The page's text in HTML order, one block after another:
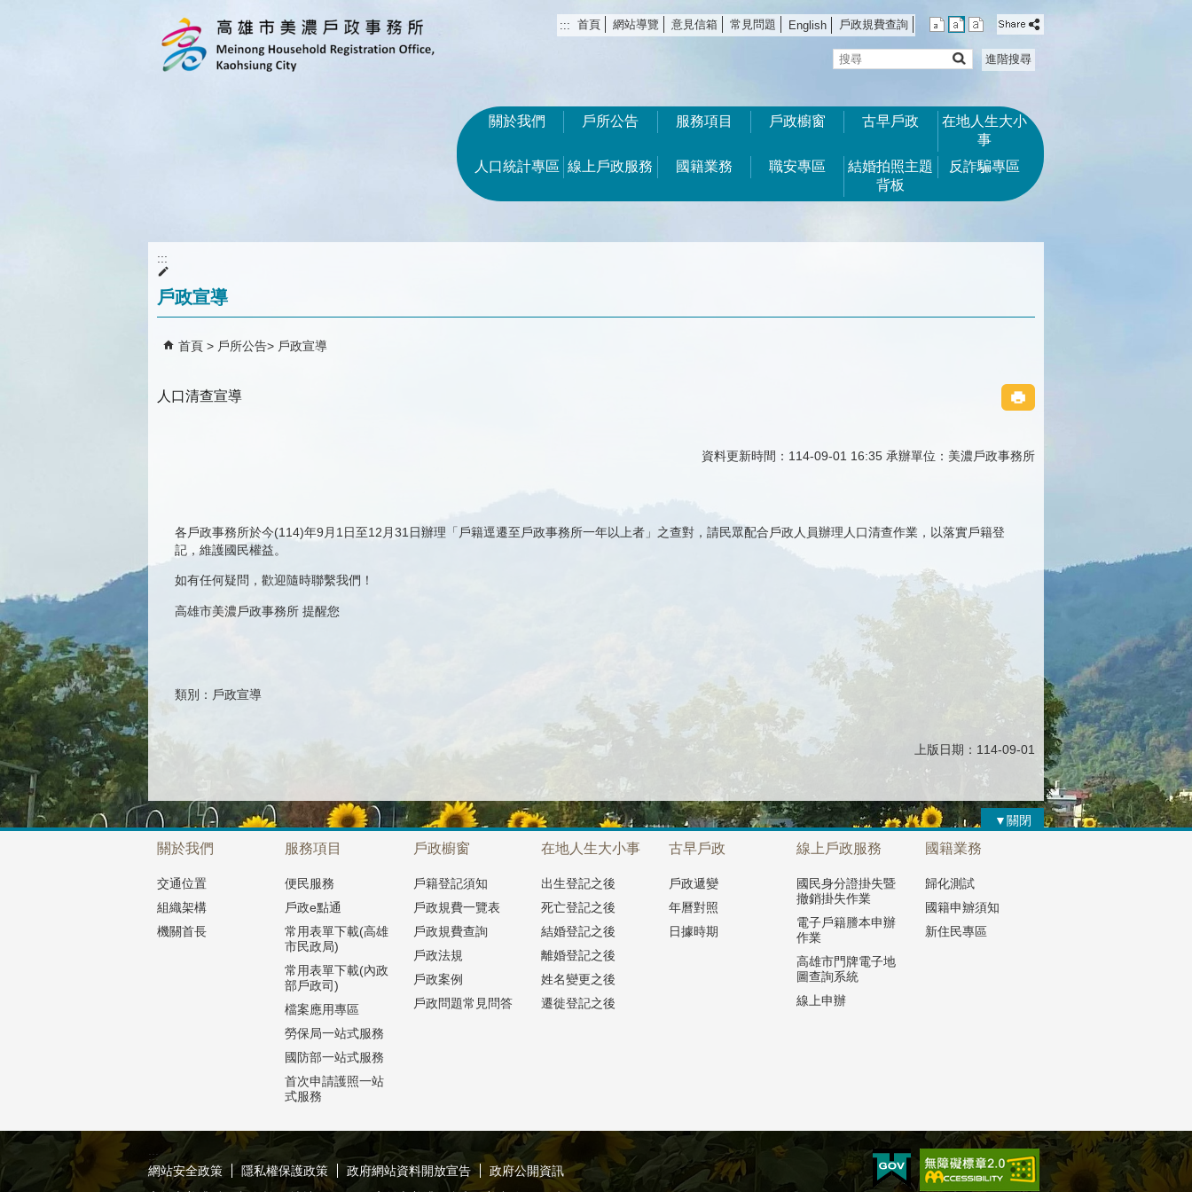
::: 首頁 網站導覽 意見信箱 常見問題 English 戶政規費查詢
搜
尋
進階搜尋
關於我們 戶所公告 服務項目 戶政櫥窗 古早戶政
在地人生大小
事
人口統計專區
線上戶政服務 國籍業務 職安專區
結婚拍照主題
背板
反詐騙專區
:::
戶政宣導
首頁 戶所公告 戶政宣導
人口清查宣導
資料更新時間：114-09-01 16:35 承辦單位：美濃戶政事務所
各戶政事務所於今(114)年9月1日至12月31日辦理「戶籍逕遷至戶政事務所一年以上者」之查對，請民眾配合戶政人員辦理人口清查作業，以落實戶籍登
記，維護國民權益。
如有任何疑問，歡迎隨時聯繫我們！
高雄市美濃戶政事務所 提醒您
類別：戶政宣導
上版日期：114-09-01
▼關閉
關於我們
交通位置
組織架構
機關首長
服務項目
便民服務
戶政e點通
常用表單下載(高雄
市民政局)
常用表單下載(內政
部戶政司)
檔案應用專區
勞保局一站式服務
國防部一站式服務
首次申請護照一站
式服務
戶政櫥窗
戶籍登記須知
戶政規費一覽表
戶政規費查詢
戶政法規
戶政案例
戶政問題常見問答
在地人生大小事
出生登記之後
死亡登記之後
結婚登記之後
離婚登記之後
姓名變更之後
遷徙登記之後
古早戶政
戶政遞變
年曆對照
日據時期
線上戶政服務
國民身分證掛失暨
撤銷掛失作業
電子戶籍謄本申辦
作業
高雄市門牌電子地
圖查詢系統
線上申辦
國籍業務
歸化測試
國籍申辧須知
新住民專區
:::
網站安全政策
隱私權保護政策 政府網站資料開放宣告
政府公開資訊